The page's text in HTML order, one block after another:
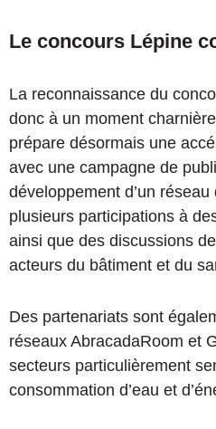
Le concours Lépine
La reconnaissance du
donc à un moment
prépare désormais une
avec une campagne de
développement d’un réseau
plusieurs participations à
ainsi que des discussions
acteurs du bâtiment et du
Des partenariats sont
réseaux AbracadaRoom et
secteurs particulièrement
consommation d’eau et